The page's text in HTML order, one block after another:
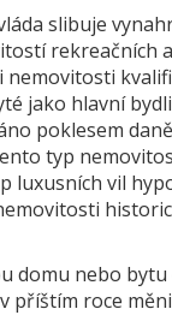
slibuje
rekreačních
nemovitosti
jako hlavní
poklesem
typ
luxusních vil
domu nebo
příštím roce